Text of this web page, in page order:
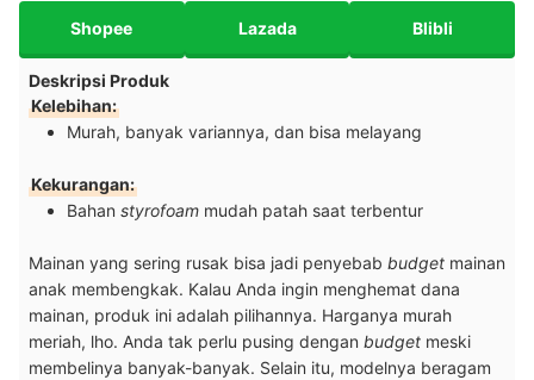
Shopee Lazada Blibli
Deskripsi Produk
Kelebihan:
Murah, banyak variannya, dan bisa melayang
Kekurangan:
Bahan styrofoam mudah patah saat terbentur
Mainan yang sering rusak bisa jadi penyebab budget mainan
anak membengkak. Kalau Anda ingin menghemat dana
mainan, produk ini adalah pilihannya. Harganya murah
meriah, lho. Anda tak perlu pusing dengan budget meski
membelinya banyak-banyak. Selain itu, modelnya beragam